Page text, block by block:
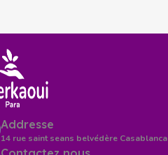
Addresse
14 rue saint seans belvédère Casablanca